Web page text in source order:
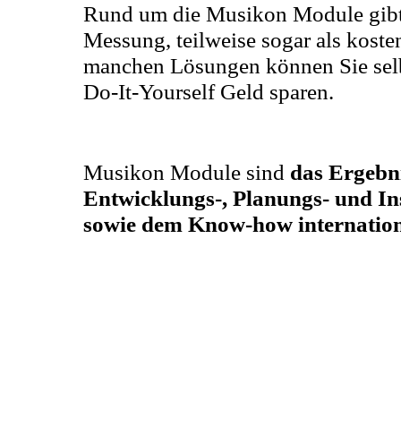
Rund um die Musikon Module
Messung, teilweise sogar als
manchen Lösungen können Sie
Do-It-Yourself Geld sparen.
Musikon Module sind das
Entwicklungs-, Planungs- und
sowie dem Know-how